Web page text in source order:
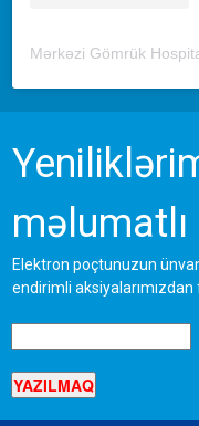
məlumatlı
Elektron poçtunuzun
endirimli